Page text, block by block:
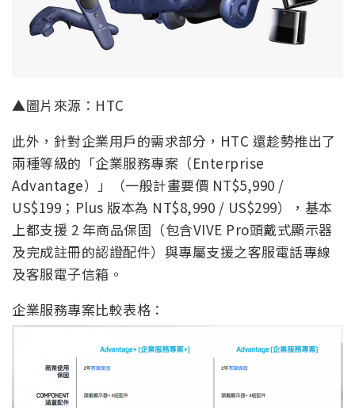
▲圖片來源：HTC
此外，針對企業用戶的需求部分，HTC 還趁勢推出了
兩種等級的「企業服務專案（Enterprise
Advantage）」（一般計畫要價 NT$5,990 /
US$199；Plus 版本為 NT$8,990 / US$299），基本
上都支援 2 年商品保固（包含VIVE Pro頭戴式顯示器
及完成註冊的認證配件）與專屬支援之客服電話專線
及客服電子信箱。
企業服務專案比較表格：